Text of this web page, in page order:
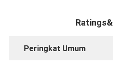
Peringkat Umum